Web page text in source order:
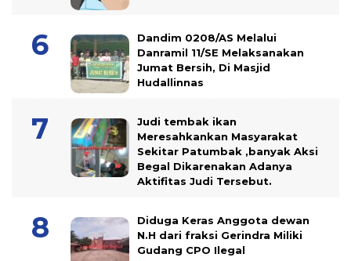
Dandim 0208/AS Melalui
Danramil 11/SE Melaksanakan
Jumat Bersih, Di Masjid
Hudallinnas
Judi tembak ikan
Meresahkankan Masyarakat
Sekitar Patumbak ,banyak Aksi
Begal Dikarenakan Adanya
Aktifitas Judi Tersebut.
Diduga Keras Anggota dewan
N.H dari fraksi Gerindra Miliki
Gudang CPO Ilegal